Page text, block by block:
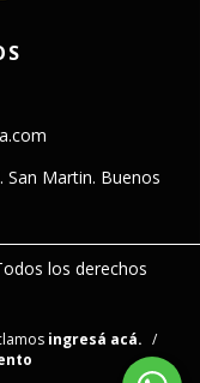
San Martin. Buenos
los derechos
ingresá acá. /